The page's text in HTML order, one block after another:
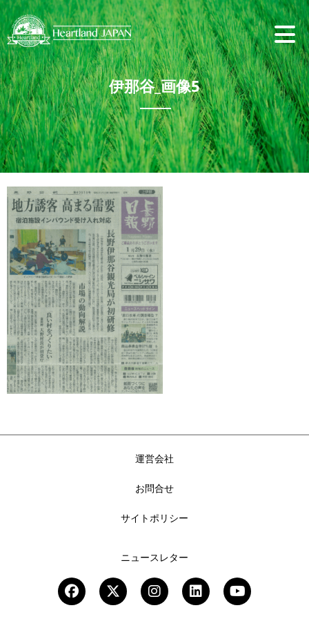
伊那谷_画像5
運営会社
お問合せ
サイトポリシー
ニュースレター